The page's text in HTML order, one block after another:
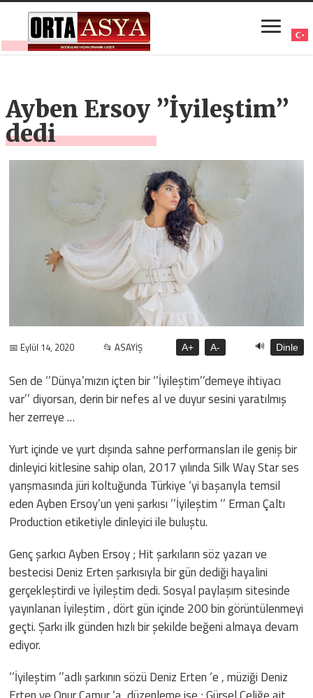
Ayben Ersoy ’’İyileştim’’
dedi
📅 Eylül 14, 2020 📂 ASAYİŞ A+ A- 🔊 Dinle
Sen de ‘’Dünya’mızın içten bir ‘’İyileştim’’demeye ihtiyacı
var’’ diyorsan, derin bir nefes al ve duyur sesini yaratılmış
her zerreye …
Yurt içinde ve yurt dışında sahne performansları ile geniş bir
dinleyici kitlesine sahip olan, 2017 yılında Silk Way Star ses
yarışmasında jüri koltuğunda Türkiye ‘yi başarıyla temsil
eden Ayben Ersoy’un yeni şarkısı ‘’İyileştim ‘’ Erman Çaltı
Production etiketiyle dinleyici ile buluştu.
Genç şarkıcı Ayben Ersoy ; Hit şarkıların söz yazarı ve
bestecisi Deniz Erten şarkısıyla bir gün dediği hayalini
gerçekleştirdi ve İyileştim dedi. Sosyal paylaşım sitesinde
yayınlanan İyileştim , dört gün içinde 200 bin görüntülenmeyi
geçti. Şarkı ilk günden hızlı bir şekilde beğeni almaya devam
ediyor.
‘’İyileştim ‘’adlı şarkının sözü Deniz Erten ‘e , müziği Deniz